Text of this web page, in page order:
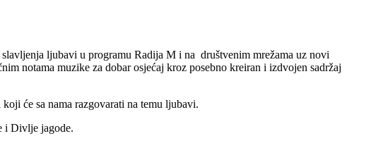
ljubavi u programu Radija M i na društvenim mrežama uz novi
notama muzike za dobar osjećaj kroz posebno kreiran i izdvojen sadržaj
će sa nama razgovarati na temu ljubavi.
i Divlje jagode.